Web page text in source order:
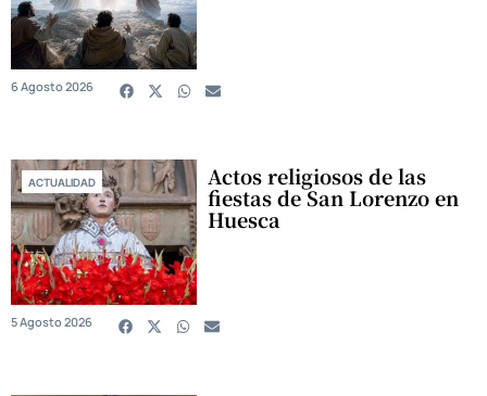
6 Agosto 2026
ACTUALIDAD Actos religiosos de las
fiestas de San Lorenzo en
Huesca
5 Agosto 2026